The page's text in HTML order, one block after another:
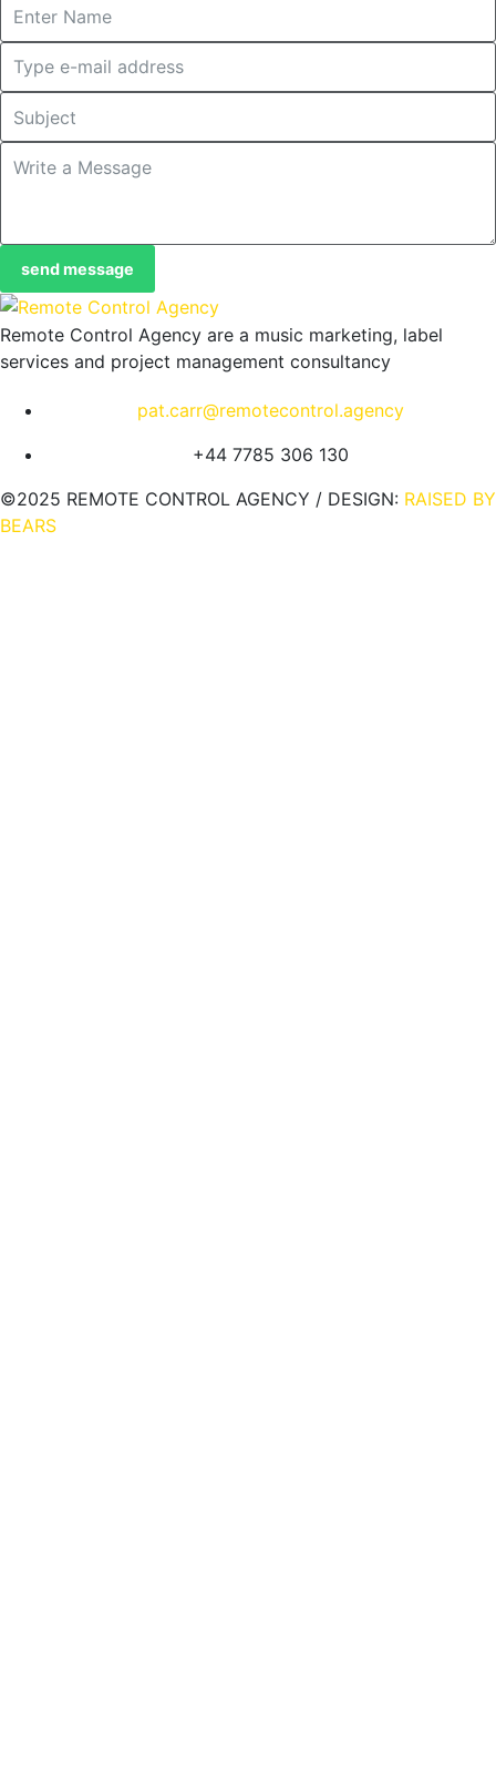
send message
Remote Control Agency are a music marketing, label
services and project management consultancy
pat.carr@remotecontrol.agency
+44 7785 306 130
©2025 REMOTE CONTROL AGENCY / DESIGN: RAISED BY
BEARS